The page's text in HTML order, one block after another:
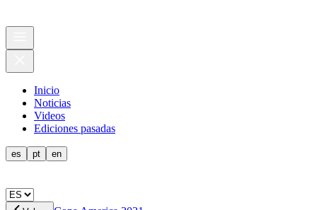
Inicio
Noticias
Videos
Ediciones pasadas
es pt en